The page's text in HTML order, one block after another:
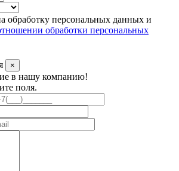
обработку персональных данных и
обработки персональных
×
в нашу компанию!
поля.